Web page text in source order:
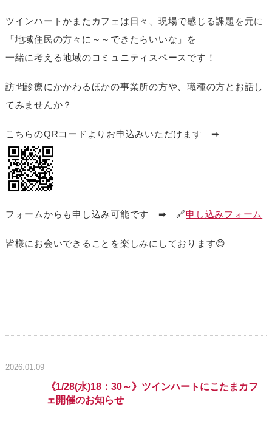
ツインハートかまたカフェは日々、現場で感じる課題を元に
「地域住民の方々に～～できたらいいな」を
一緒に考える地域のコミュニティスペースです！
訪問診療にかかわるほかの事業所の方や、職種の方とお話し
てみませんか？
こちらのQRコードよりお申込みいただけます ➡
フォームからも申し込み可能です ➡ 🔗申し込みフォーム
皆様にお会いできることを楽しみにしております😊
2026.01.09
《1/28(水)18：30～》ツインハートにこたまカフ
ェ開催のお知らせ